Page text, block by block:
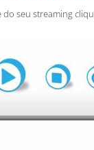
seu streaming